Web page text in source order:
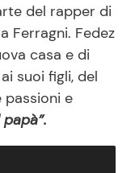
del rapper di
Ferragni. Fedez
casa e di
suoi figli, del
e